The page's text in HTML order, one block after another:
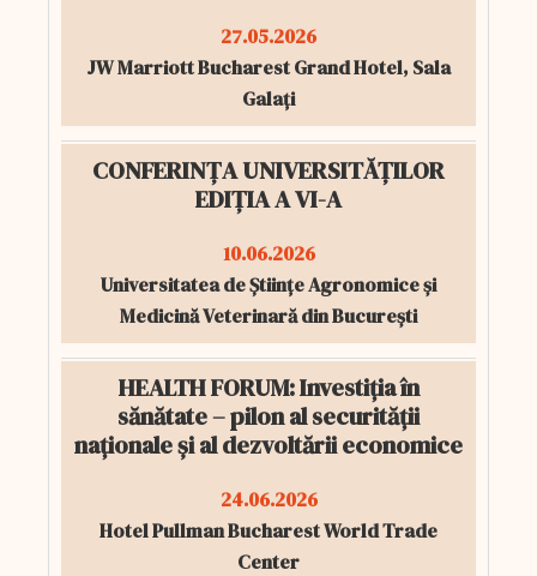
27.05.2026
JW Marriott Bucharest Grand Hotel, Sala
Galați
CONFERINȚA UNIVERSITĂȚILOR
EDIȚIA A VI-A
10.06.2026
Universitatea de Științe Agronomice și
Medicină Veterinară din București
HEALTH FORUM: Investiția în
sănătate – pilon al securității
naționale și al dezvoltării economice
24.06.2026
Hotel Pullman Bucharest World Trade
Center